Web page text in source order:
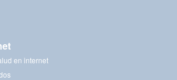
en internet